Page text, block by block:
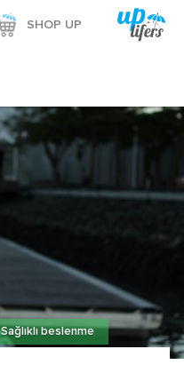
SHOP UP
Sağlıklı beslenme